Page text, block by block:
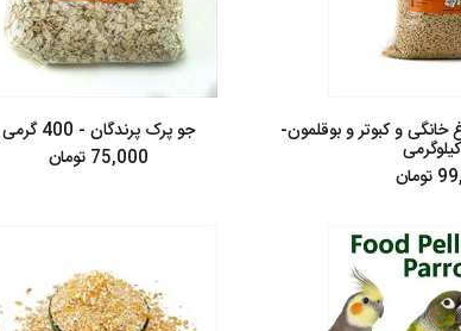
و کبوتر و بوقلمون-
جو پرک پرندگان - 400 گرمی
75,000 تومان